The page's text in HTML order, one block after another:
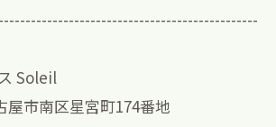
Soleil
屋市南区星宮町174番地